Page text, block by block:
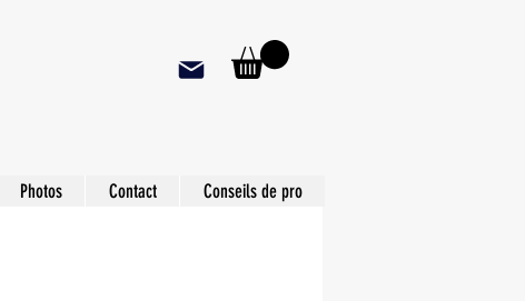
Photos Contact Conseils de pro